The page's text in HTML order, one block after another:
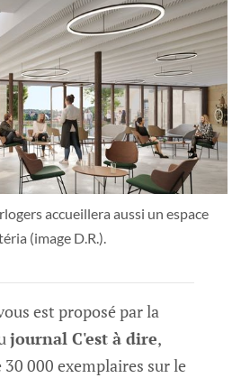
accueillera aussi un espace
(image D.R.).
est proposé par la
journal C'est à dire,
000 exemplaires sur le